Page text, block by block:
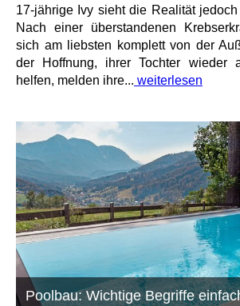
17-jährige Ivy sieht die Realität
Nach einer überstandenen
sich am liebsten komplett von der
der Hoffnung, ihrer Tochter wieder
helfen, melden ihre... weiterlesen
Poolbau: Wichtige Begriffe